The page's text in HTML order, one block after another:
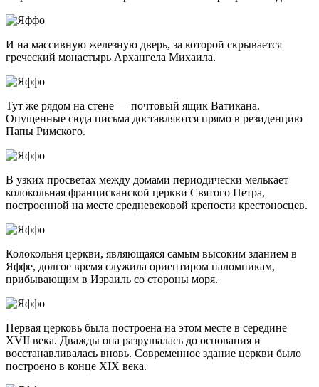
И на массивную железную дверь, за которой скрывается
греческий монастырь Архангела Михаила.
Тут же рядом на стене — почтовый ящик Ватикана.
Опущенные сюда письма доставляются прямо в резиденцию
Папы Римского.
В узких просветах между домами периодически мелькает
колокольная францисканской церкви Святого Петра,
построенной на месте средневековой крепости крестоносцев.
Колокольня церкви, являющаяся самым высоким зданием в
Яффе, долгое время служила ориентиром паломникам,
прибывающим в Израиль со стороны моря.
Первая церковь была построена на этом месте в середине
XVII века. Дважды она разрушалась до основания и
восстанавливалась вновь. Современное здание церкви было
построено в конце XIX века.